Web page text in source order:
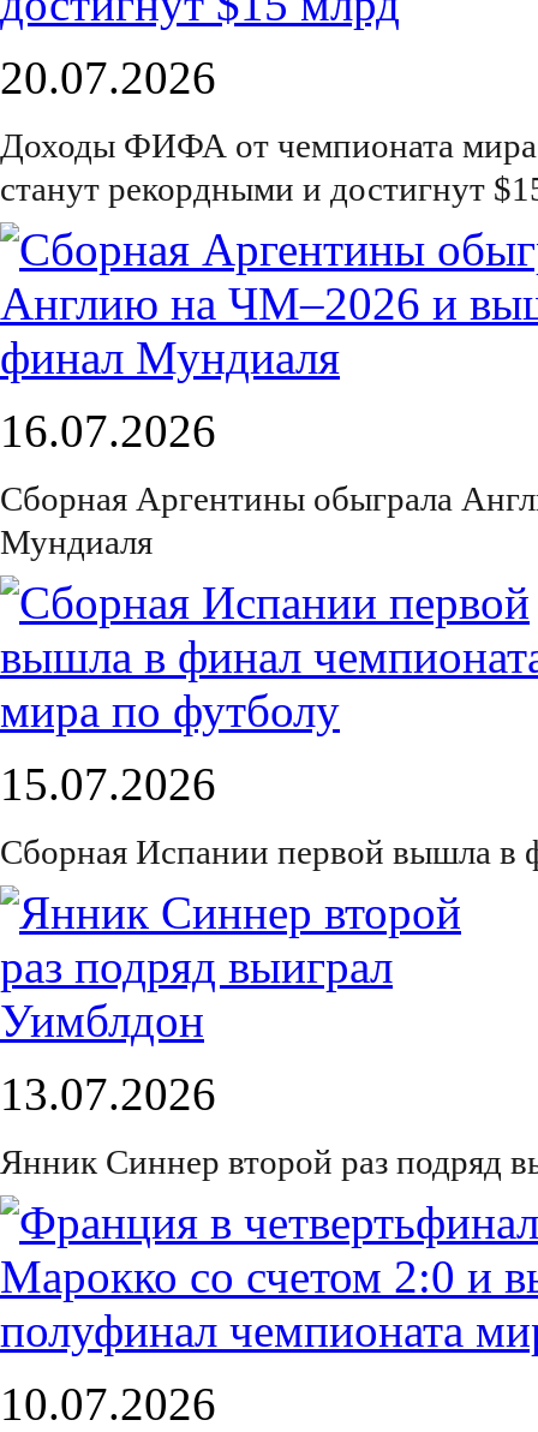
20.07.2026
Доходы ФИФА от чемпионата
станут рекордными и достигнут
16.07.2026
Сборная Аргентины обыграла
Мундиаля
15.07.2026
Сборная Испании первой вышла в
13.07.2026
Янник Синнер второй раз подряд
10.07.2026